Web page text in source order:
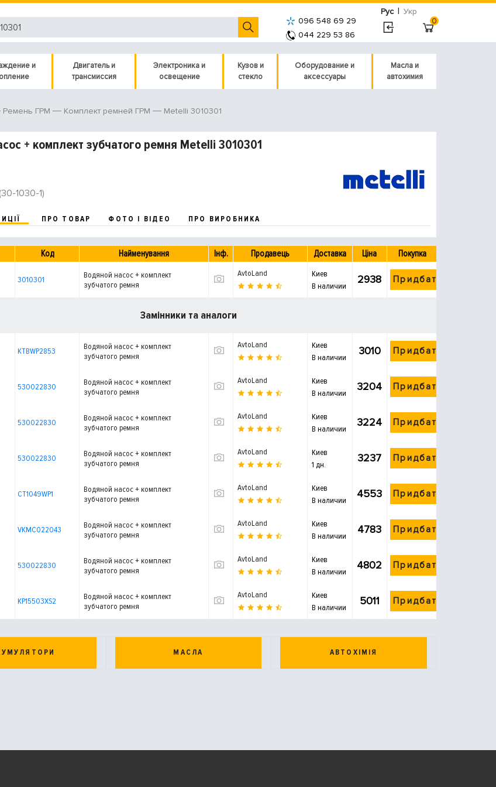
Рус | Укр
096 548 69 29
044 229 53 86
0
и
Двигатель и
трансмиссия
Электроника и
освещение
Кузов и
стекло
Оборудование и
аксессуары
Масла и
автохимия
Ремень ГРМ Комплект ремней ГРМ Metelli 3010301
+ комплект зубчатого ремня Metelli 3010301
1030-1)
ПРО ТОВАР ФОТО І ВІДЕО ПРО ВИРОБНИКА
Код Найменування Інф. Продавець Доставка Ціна Покупка
3010301
Водяной насос + комплект
зубчатого ремня
AvtoLand
Киев
В наличии
2938 Придбати
Замінники та аналоги
KTBWP2853
Водяной насос + комплект
зубчатого ремня
AvtoLand
Киев
В наличии
3010 Придбати
530022830
Водяной насос + комплект
зубчатого ремня
AvtoLand
Киев
В наличии
3204 Придбати
530022830
Водяной насос + комплект
зубчатого ремня
AvtoLand
Киев
В наличии
3224 Придбати
530022830
Водяной насос + комплект
зубчатого ремня
AvtoLand
Киев
1 дн.
3237 Придбати
CT1049WP1
Водяной насос + комплект
зубчатого ремня
AvtoLand
Киев
В наличии
4553 Придбати
VKMC022043
Водяной насос + комплект
зубчатого ремня
AvtoLand
Киев
В наличии
4783 Придбати
530022830
Водяной насос + комплект
зубчатого ремня
AvtoLand
Киев
В наличии
4802 Придбати
KP15503XS2
Водяной насос + комплект
зубчатого ремня
AvtoLand
Киев
В наличии
5011 Придбати
МАСЛА АВТОХІМІЯ